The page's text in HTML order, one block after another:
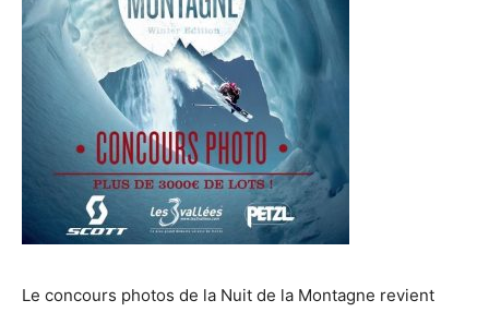
Le concours photos de la Nuit de la Montagne revient